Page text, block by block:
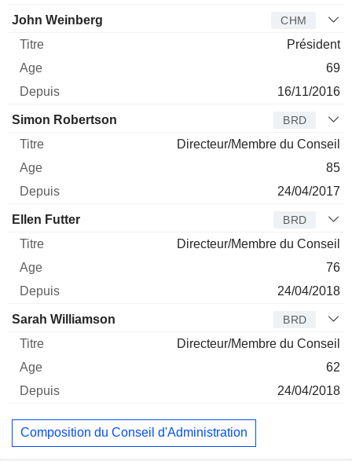
John Weinberg CHM
Président
69
16/11/2016
Simon Robertson BRD
Directeur/Membre du Conseil
85
24/04/2017
Ellen Futter BRD
Directeur/Membre du Conseil
76
24/04/2018
Sarah Williamson BRD
Directeur/Membre du Conseil
62
24/04/2018
Composition du Conseil d'Administration